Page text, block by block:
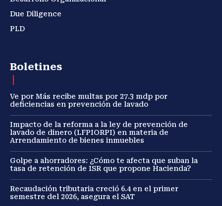
Due Diligence
PLD
Boletines
Ve por Más recibe multas por 27.3 mdp por
deficiencias en prevención de lavado
Impacto de la reforma a la ley de prevención de
lavado de dinero (LFPIORPI) en materia de
Arrendamiento de bienes inmuebles
Golpe a ahorradores: ¿Cómo te afecta que suban la
tasa de retención de ISR que propone Hacienda?
Recaudación tributaria creció 6.4 en el primer
semestre del 2026, asegura el SAT